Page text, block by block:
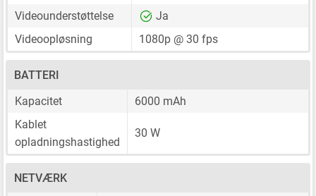
Videounderstøttelse
Ja
Videoopløsning
1080p @ 30 fps
BATTERI
Kapacitet
6000 mAh
Kablet
opladningshastighed
30 W
NETVÆRK